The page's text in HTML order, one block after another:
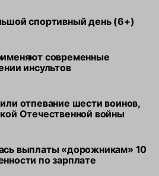
спортивный день (6+)
современные
инсультов
отпевание шести воинов,
Отечественной войны
выплаты «дорожникам» 10
по зарплате